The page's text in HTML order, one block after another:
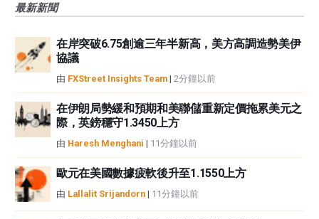
觀點，並不代表FXStreet或其廣告商的官方政策或立場。作者不對本頁連結的
如果文章正文中沒有明確提到，在撰寫本文時，作者在本文中提到的任何股票
中都沒有頭寸，也沒有與文中提到的任何公司有業務關係。除了FXStreet，作
者沒有收到撰寫這篇文章的報酬。
性不作任何陳述。FXStreet和作者將不承擔任何錯誤，遺漏或任何損失，傷害
或損害由此資訊及其顯示或使用引起的。錯誤和遺漏除外。本文作者和
FXStreet並非註冊投資顧問，本文內容無意提供任何投資建議。
最新新聞
在岸突破6.75創逾三年半新高，美方高調造勢美伊
協議
由 FXStreet Insights Team | 2分鐘以前
在伊朗局勢緩和預期和美聯儲重新定價拖累美元之
際，英鎊穩守1.3450上方
由 Haresh Menghani | 11分鐘以前
歐元在美國數據疲軟後升至1.1550上方
由 Lallalit Srijandorn | 11分鐘以前